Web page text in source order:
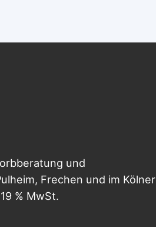
und
Frechen und im Kölner
% MwSt.